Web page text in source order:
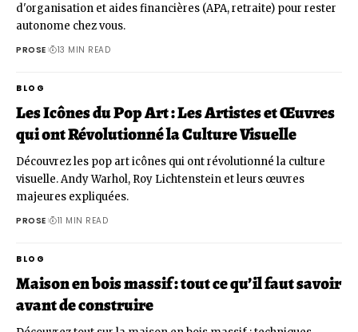
d'organisation et aides financières (APA, retraite) pour rester
autonome chez vous.
PROSE 13 MIN READ
BLOG
Les Icônes du Pop Art : Les Artistes et Œuvres
qui ont Révolutionné la Culture Visuelle
Découvrez les pop art icônes qui ont révolutionné la culture
visuelle. Andy Warhol, Roy Lichtenstein et leurs œuvres
majeures expliquées.
PROSE 11 MIN READ
BLOG
Maison en bois massif : tout ce qu’il faut savoir
avant de construire